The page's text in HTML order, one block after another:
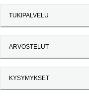
TUKIPALVELU
ARVOSTELUT
KYSYMYKSET